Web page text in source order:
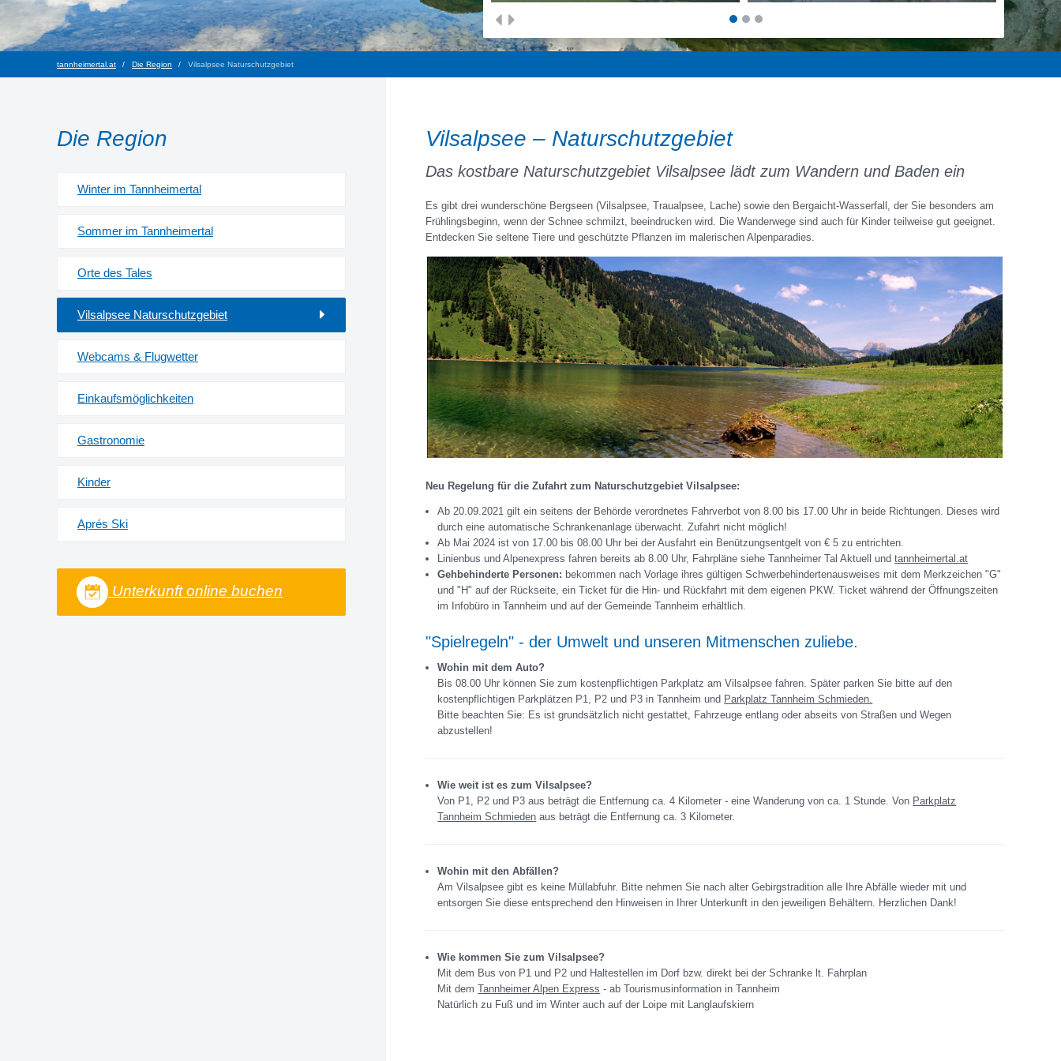
prevnext
tannheimertal.at Die Region Vilsalpsee Naturschutzgebiet
Die Region
Winter im Tannheimertal
Sommer im Tannheimertal
Orte des Tales
Vilsalpsee Naturschutzgebiet
Webcams & Flugwetter
Einkaufsmöglichkeiten
Gastronomie
Kinder
Aprés Ski
Unterkunft online buchen
Vilsalpsee – Naturschutzgebiet
Das kostbare Naturschutzgebiet Vilsalpsee lädt zum Wandern und Baden ein
Es gibt drei wunderschöne Bergseen (Vilsalpsee, Traualpsee, Lache) sowie den Bergaicht-Wasserfall, der Sie besonders am
Frühlingsbeginn, wenn der Schnee schmilzt, beeindrucken wird. Die Wanderwege sind auch für Kinder teilweise gut geeignet.
Entdecken Sie seltene Tiere und geschützte Pflanzen im malerischen Alpenparadies.
Neu Regelung für die Zufahrt zum Naturschutzgebiet Vilsalpsee:
Ab 20.09.2021 gilt ein seitens der Behörde verordnetes Fahrverbot von 8.00 bis 17.00 Uhr in beide Richtungen. Dieses wird
durch eine automatische Schrankenanlage überwacht. Zufahrt nicht möglich!
Ab Mai 2024 ist von 17.00 bis 08.00 Uhr bei der Ausfahrt ein Benützungsentgelt von € 5 zu entrichten.
Linienbus und Alpenexpress fahren bereits ab 8.00 Uhr, Fahrpläne siehe Tannheimer Tal Aktuell undtannheimertal.at
Gehbehinderte Personen: bekommen nach Vorlage ihres gültigen Schwerbehindertenausweises mit dem Merkzeichen "G"
und "H" auf der Rückseite, ein Ticket für die Hin- und Rückfahrt mit dem eigenen PKW. Ticket während der Öffnungszeiten
im Infobüro in Tannheim und auf der Gemeinde Tannheim erhältlich.
"Spielregeln" - der Umwelt und unseren Mitmenschen zuliebe.
Wohin mit dem Auto?
Bis 08.00 Uhr können Sie zum kostenpflichtigen Parkplatz am Vilsalpsee fahren. Später parken Sie bitte auf den
kostenpflichtigen Parkplätzen P1, P2 und P3 in Tannheim und Parkplatz Tannheim Schmieden.
Bitte beachten Sie: Es ist grundsätzlich nicht gestattet, Fahrzeuge entlang oder abseits von Straßen und Wegen
abzustellen!
Wie weit ist es zum Vilsalpsee?
Von P1, P2 und P3 aus beträgt die Entfernung ca. 4 Kilometer - eine Wanderung von ca. 1 Stunde. Von Parkplatz
Tannheim Schmieden aus beträgt die Entfernung ca. 3 Kilometer.
Wohin mit den Abfällen?
Am Vilsalpsee gibt es keine Müllabfuhr. Bitte nehmen Sie nach alter Gebirgstradition alle Ihre Abfälle wieder mit und
entsorgen Sie diese entsprechend den Hinweisen in Ihrer Unterkunft in den jeweiligen Behältern. Herzlichen Dank!
Wie kommen Sie zum Vilsalpsee?
Mit dem Bus von P1 und P2 und Haltestellen im Dorf bzw. direkt bei der Schranke lt. Fahrplan
Mit demTannheimer Alpen Express - ab Tourismusinformation in Tannheim
Natürlich zu Fuß und im Winter auch auf der Loipe mit Langlaufskiern